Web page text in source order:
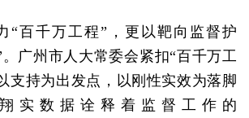
“百千万工程”，更以靶向监督护
广州市人大常委会紧扣“百千万工
支持为出发点，以刚性实效为落脚
实数据诠释着监督工作的